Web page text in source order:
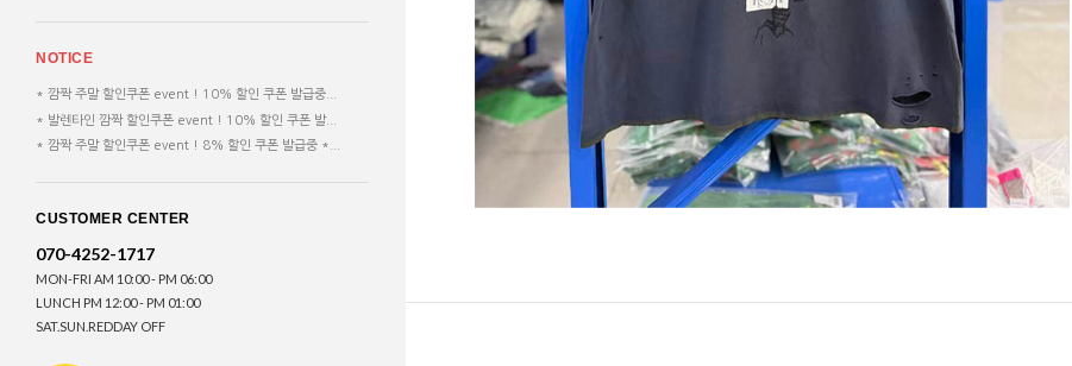
NOTICE
* 깜짝 주말 할인쿠폰 event ! 10% 할인 쿠폰 발급중...
* 발렌타인 깜짝 할인쿠폰 event ! 10% 할인 쿠폰 발...
* 깜짝 주말 할인쿠폰 event ! 8% 할인 쿠폰 발급중 *...
CUSTOMER CENTER
070-4252-1717
MON-FRI AM 10:00 - PM 06:00
LUNCH PM 12:00 - PM 01:00
SAT.SUN.REDDAY OFF